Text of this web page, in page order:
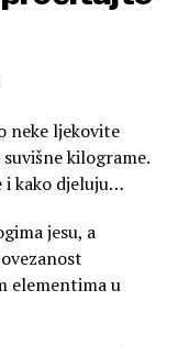
neke ljekovite
kilograme.
i kako djeluju…
jesu, a
elementima u